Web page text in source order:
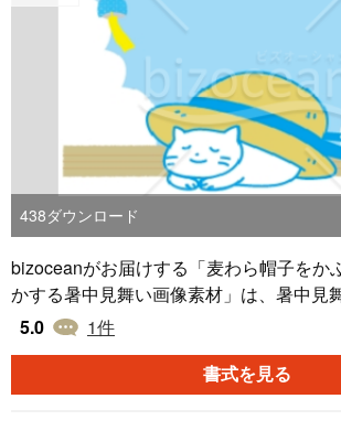
438ダウンロード
bizoceanがお届けする「麦わら帽子をか
かする暑中見舞い画像素材」は、暑中見
画像素材です。 かわいらしい猫が麦わら帽子をかぶってく
にほっこりした気持ちを与えることでしょう。 ダ
5.0 1件
書式を見る